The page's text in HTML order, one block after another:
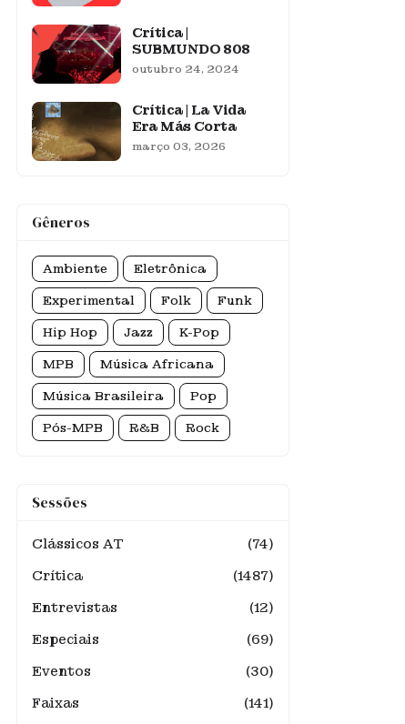
Crítica |
SUBMUNDO 808
outubro 24, 2024
Crítica | La Vida
Era Más Corta
março 03, 2026
Gêneros
Ambiente Eletrônica
Experimental Folk Funk
Hip Hop Jazz K-Pop
MPB Música Africana
Música Brasileira Pop
Pós-MPB R&B Rock
Sessões
Clássicos AT
(74)
Crítica
(1487)
Entrevistas
(12)
Especiais
(69)
Eventos
(30)
Faixas
(141)